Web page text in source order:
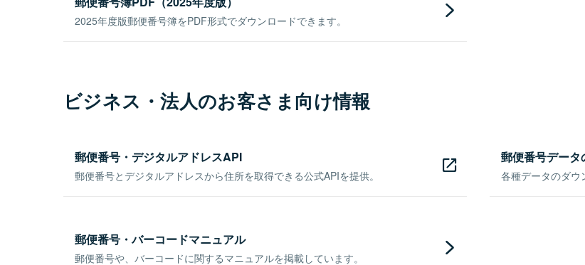
2025年度版郵便番号簿をPDF形式でダウンロードできます。
ビジネス・法人のお客さま向け情報
郵便番号・デジタルアドレスAPI
郵便番号とデジタルアドレスから住所を取得できる公式APIを提供。
郵便番号データ
各種データのダウ
郵便番号・バーコードマニュアル
郵便番号や、バーコードに関するマニュアルを掲載しています。